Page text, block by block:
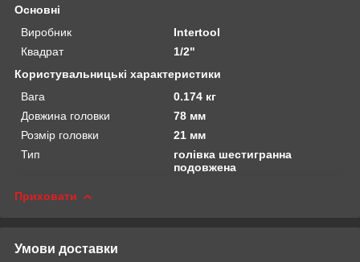
Основні
Виробник
Intertool
Квадрат
1/2"
Користувальницькі характеристики
Вага
0.174 кг
Довжина головки
78 мм
Розмір головки
21 мм
Тип
голівка шестигранна
подовжена
Приховати
Умови доставки